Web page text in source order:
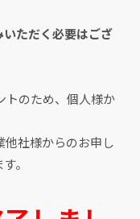
ただく必要はござ
トのため、個人様か
社様からのお申し
。